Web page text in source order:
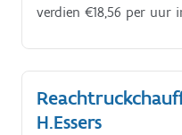
verdien €18,56 per uur
H.Essers